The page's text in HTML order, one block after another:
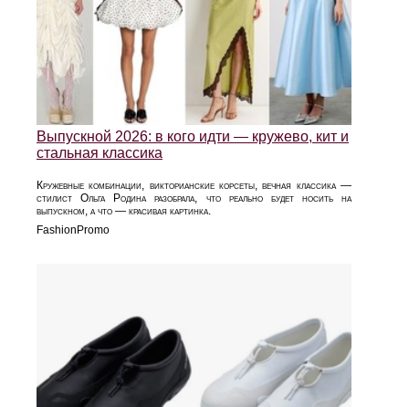
Выпускной 2026: в кого идти — кружево, кит и
стальная классика
Кружевные комбинации, викторианские корсеты, вечная классика —
стилист Ольга Родина разобрала, что реально будет носить на
выпускном, а что — красивая картинка.
FashionPromo